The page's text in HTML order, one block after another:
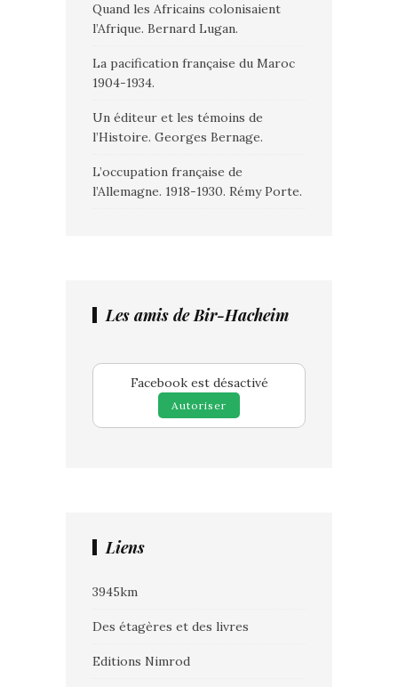
Quand les Africains colonisaient
l’Afrique. Bernard Lugan.
La pacification française du Maroc
1904-1934.
Un éditeur et les témoins de
l’Histoire. Georges Bernage.
L’occupation française de
l’Allemagne. 1918-1930. Rémy Porte.
Les amis de Bir-Hacheim
Facebook est désactivé
Autoriser
Liens
3945km
Des étagères et des livres
Editions Nimrod